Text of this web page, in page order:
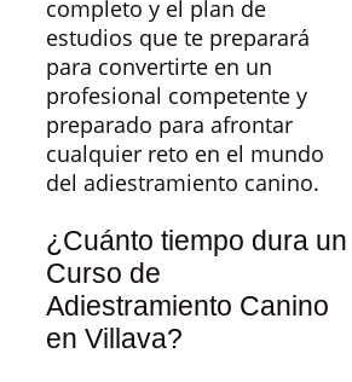
completo y el plan de
estudios que te preparará
para convertirte en un
profesional competente y
preparado para afrontar
cualquier reto en el mundo
del adiestramiento canino.
¿Cuánto tiempo dura un
Curso de
Adiestramiento Canino
en Villava?